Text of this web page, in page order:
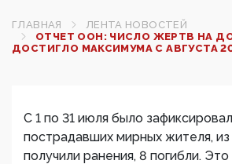
ГЛАВНАЯ
ЛЕНТА НОВОСТЕЙ
ОТЧЕТ ООН: ЧИСЛО ЖЕРТВ НА
ДОСТИГЛО МАКСИМУМА С АВГУСТА
С 1 по 31 июля было
пострадавших мирных жителя, из
получили ранения, 8 погибли.